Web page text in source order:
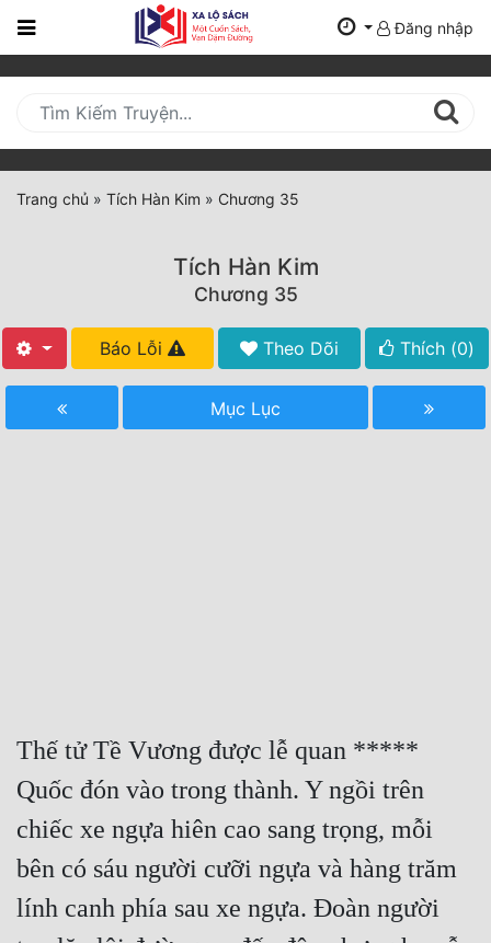
Trang
Mới
Cập
Nhật
(current)
Tất Cả
Truyện ngắn
Xa Lộ Dịch
Cung Đấu
Cạnh Kỹ
Đăng nhập
Trang chủ » Tích Hàn Kim » Chương 35
Tích Hàn Kim
Chương 35
Báo Lỗi Theo Dõi Thích (0)
Mục Lục
Thế tử Tề Vương được lễ quan *****
Quốc đón vào trong thành. Y ngồi trên
chiếc xe ngựa hiên cao sang trọng, mỗi
bên có sáu người cưỡi ngựa và hàng trăm
lính canh phía sau xe ngựa. Đoàn người